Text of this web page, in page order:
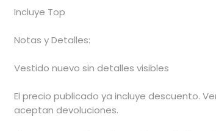
Incluye Top
Notas y Detalles:
Vestido nuevo sin detalles visibles
El precio publicado ya incluye descuento.
aceptan devoluciones.